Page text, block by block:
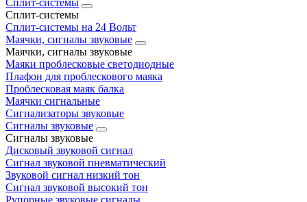
Сплит-системы
Сплит-системы
Сплит‑системы на 24 Вольт
Маячки, сигналы звуковые
Маячки, сигналы звуковые
Маяки проблесковые светодиодные
Плафон для проблескового маяка
Проблесковая маяк балка
Маячки сигнальные
Сигнализаторы звуковые
Сигналы звуковые
Сигналы звуковые
Дисковый звуковой сигнал
Сигнал звуковой пневматический
Звуковой сигнал низкий тон
Сигнал звуковой высокий тон